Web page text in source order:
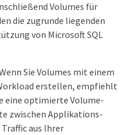
Volumes für
die zugrunde liegenden
von Microsoft SQL
Sie Volumes mit einem
erstellen, empfiehlt
eine optimierte Volume-
zwischen Applikations-
aus Ihrer